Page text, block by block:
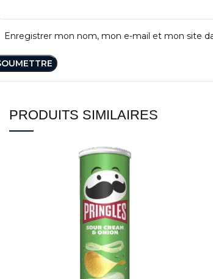
Enregistrer mon nom, mon e-mail et mon site
PRODUITS SIMILAIRES